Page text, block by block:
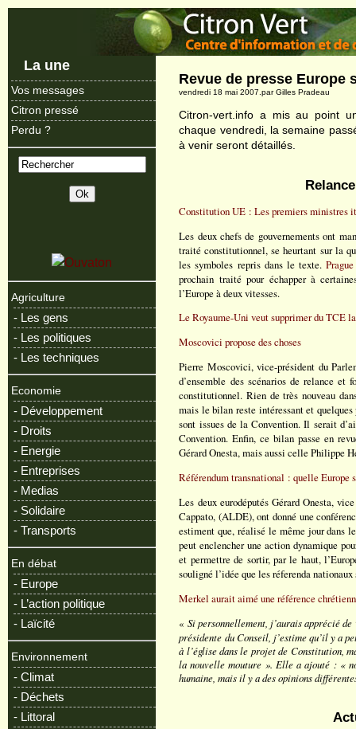
La une
Vos messages
Citron pressé
Perdu ?
Agriculture
- Les gens
- Les politiques
- Les techniques
Economie
- Développement
- Droits
- Energie
- Entreprises
- Medias
- Solidaire
- Transports
En débat
- Europe
- L’action politique
- Laïcité
Environnement
- Climat
- Déchets
- Littoral
Revue de presse Europe
vendredi 18 mai 2007.par Gilles Pradeau
Citron-vert.info a mis au point
chaque vendredi, la semaine
à venir seront détaillés.
Constitution UE : Les premiers ministres
Les deux chefs de gouvernements ont
traité constitutionnel, se heurtant sur la
les symboles repris dans le texte.
prochain traité pour échapper à
l’Europe à deux vitesses.
Le Royaume-Uni veut supprimer du TCE
Moscovici propose des choses
Pierre Moscovici, vice-président du
d’ensemble des scénarios de relance et
constitutionnel. Rien de très nouveau
mais le bilan reste intéressant et
sont issues de la Convention. Il serait
Convention. Enfin, ce bilan passe en
Gérard Onesta, mais aussi celle Philippe
Référendum transnational : quelle Europe
Les deux eurodéputés Gérard Onesta,
Cappato, (ALDE), ont donné une
estiment que, réalisé le même jour dans
peut enclencher une action dynamique
et permettre de sortir, par le haut,
souligné l’idée que les réferenda
Merkel aurait aimé une référence
« Si personnellement, j’aurais apprécié
présidente du Conseil, j’estime qu’il y a
à l’église dans le projet de Constitution,
la nouvelle mouture ». Elle a ajouté : «
humaine, mais il y a des opinions